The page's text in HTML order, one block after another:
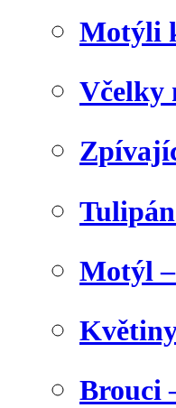
Motýli
Včelky
Motýl
Brouci